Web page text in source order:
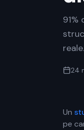
reale.
24
Un
pe